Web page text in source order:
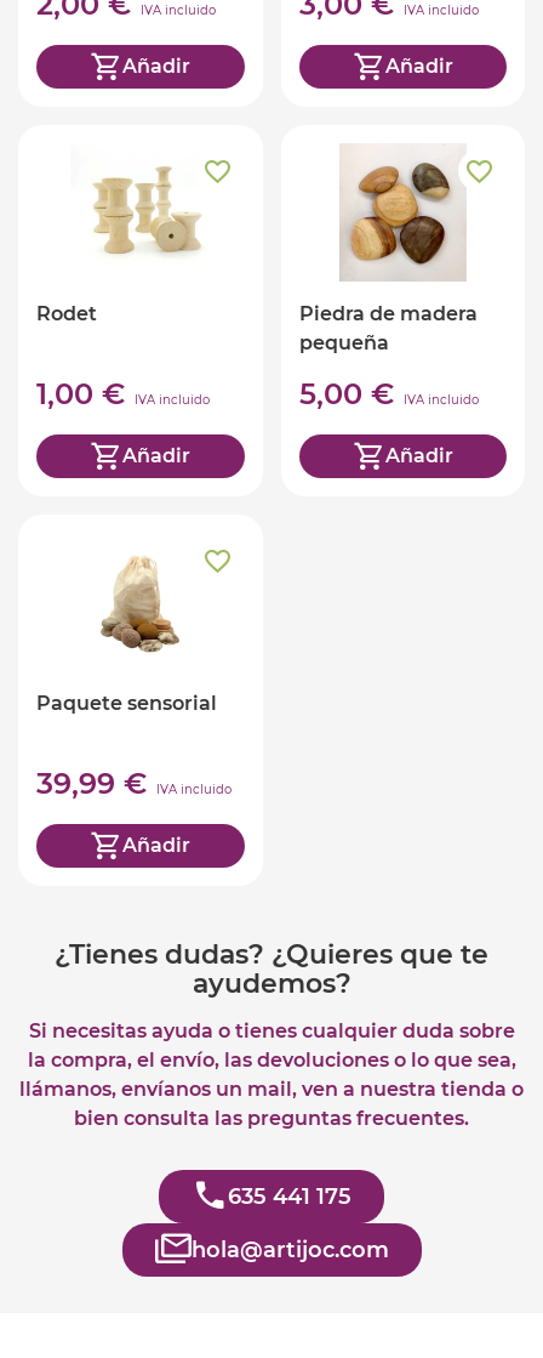
IVA incluido
Añadir
IVA incluido
Añadir
Rodet
1,00 € IVA incluido
Añadir
Piedra de madera
pequeña
5,00 € IVA incluido
Añadir
Paquete sensorial
39,99 € IVA incluido
Añadir
¿Tienes dudas? ¿Quieres que te
ayudemos?
Si necesitas ayuda o tienes cualquier duda sobre
la compra, el envío, las devoluciones o lo que sea,
llámanos, envíanos un mail, ven a nuestra tienda o
bien consulta las preguntas frecuentes.
635 441 175
hola@artijoc.com